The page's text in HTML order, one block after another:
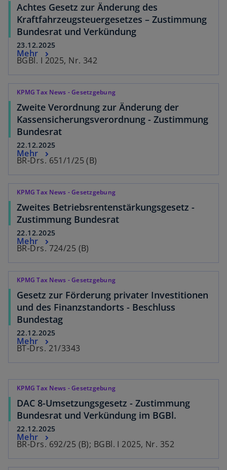
Achtes Gesetz zur Änderung des
Kraftfahrzeugsteuergesetzes – Zustimmung
Bundesrat und Verkündung
23.12.2025
BGBl. I 2025, Nr. 342
Mehr
KPMG Tax News - Gesetzgebung
Zweite Verordnung zur Änderung der
Kassensicherungsverordnung - Zustimmung
Bundesrat
22.12.2025
BR-Drs. 651/1/25 (B)
Mehr
KPMG Tax News - Gesetzgebung
Zweites Betriebsrentenstärkungsgesetz -
Zustimmung Bundesrat
22.12.2025
BR-Drs. 724/25 (B)
Mehr
KPMG Tax News - Gesetzgebung
Gesetz zur Förderung privater Investitionen
und des Finanzstandorts - Beschluss
Bundestag
22.12.2025
BT-Drs. 21/3343
Mehr
KPMG Tax News - Gesetzgebung
DAC 8-Umsetzungsgesetz - Zustimmung
Bundesrat und Verkündung im BGBl.
22.12.2025
BR-Drs. 692/25 (B); BGBl. I 2025, Nr. 352
Mehr